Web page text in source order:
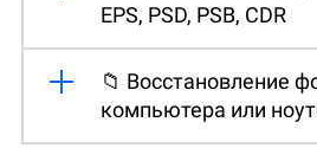
EPS, PSD, PSB, CDR
📁 Восстановление
компьютера или